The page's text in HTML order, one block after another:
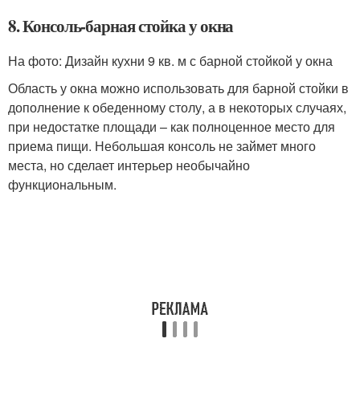
8. Консоль-барная стойка у окна
На фото: Дизайн кухни 9 кв. м с барной стойкой у окна
Область у окна можно использовать для барной стойки в
дополнение к обеденному столу, а в некоторых случаях,
при недостатке площади – как полноценное место для
приема пищи. Небольшая консоль не займет много
места, но сделает интерьер необычайно
функциональным.